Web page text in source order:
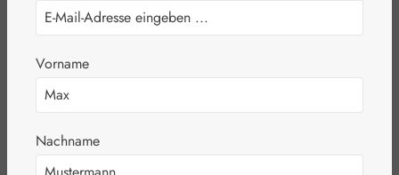
Bildergalerie überspringen
Vorname
Nachname